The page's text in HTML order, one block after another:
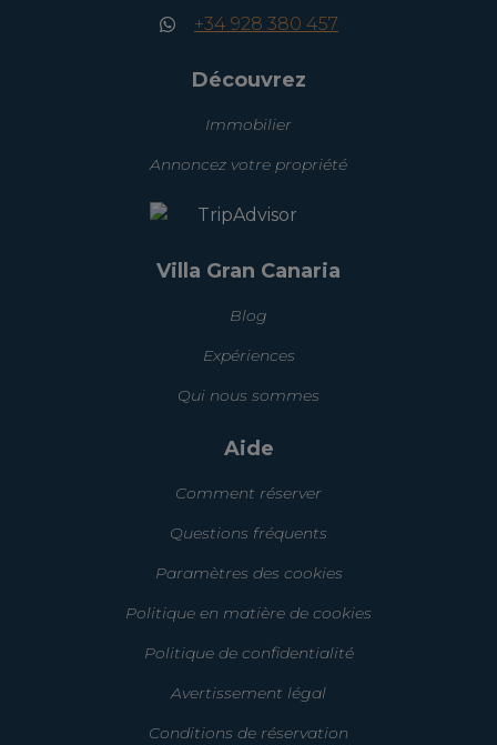
+34 928 380 457
Découvrez
Immobilier
Annoncez votre propriété
Villa Gran Canaria
Blog
Expériences
Qui nous sommes
Aide
Comment réserver
Questions fréquents
Paramètres des cookies
Politique en matière de cookies
Politique de confidentialité
Avertissement légal
Conditions de réservation